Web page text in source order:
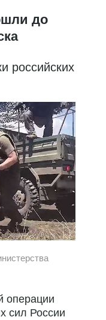
до
российских
операции
сил России